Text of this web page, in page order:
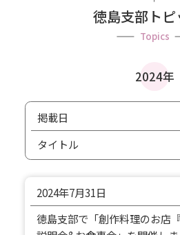
徳島支部トピ
Topics
2024年
掲載日
タイトル
2024年7月31日
徳島支部で「創作料理のお店